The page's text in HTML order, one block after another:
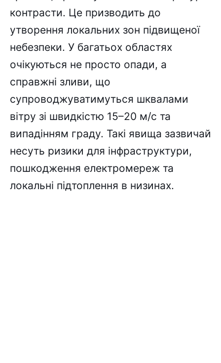
контрасти. Це призводить до
утворення локальних зон підвищеної
небезпеки. У багатьох областях
очікуються не просто опади, а
справжні зливи, що
супроводжуватимуться шквалами
вітру зі швидкістю 15–20 м/с та
випадінням граду. Такі явища зазвичай
несуть ризики для інфраструктури,
пошкодження електромереж та
локальні підтоплення в низинах.